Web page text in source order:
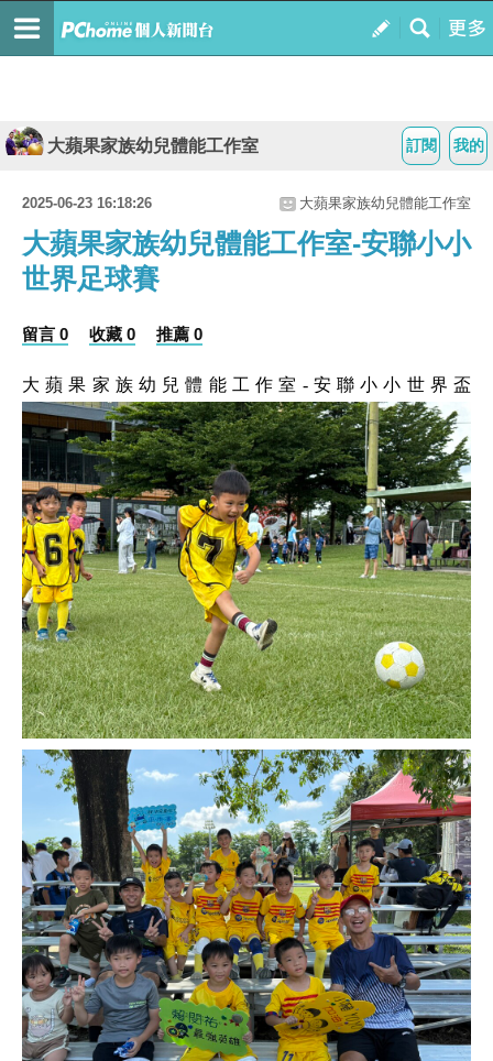
我的
訂閱
大蘋果家族幼兒體能工作室
2025-06-23 16:18:26 大蘋果家族幼兒體能工作室
大蘋果家族幼兒體能工作室-安聯小小
世界足球賽
留言 0 收藏 0 推薦 0
大蘋果家族幼兒體能工作室-安聯小小世界盃